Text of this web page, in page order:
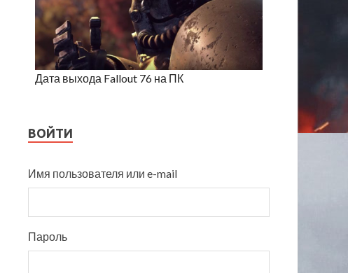
Дата выхода Fallout 76 на ПК
ВОЙТИ
Имя пользователя или e-mail
Пароль